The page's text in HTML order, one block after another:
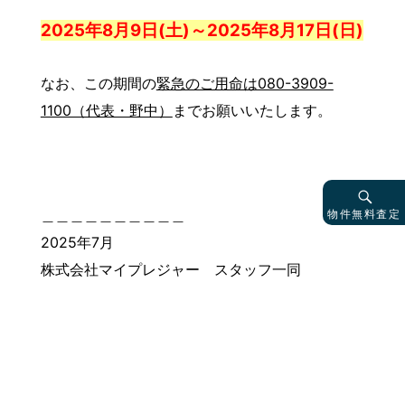
2025年8月9日(土)～2025年8月17日(日)
なお、この期間の緊急のご用命は080-3909-
1100（代表・野中）
までお願いいたします。
2025年7月
株式会社マイプレジャー スタッフ一同
物件無料査定